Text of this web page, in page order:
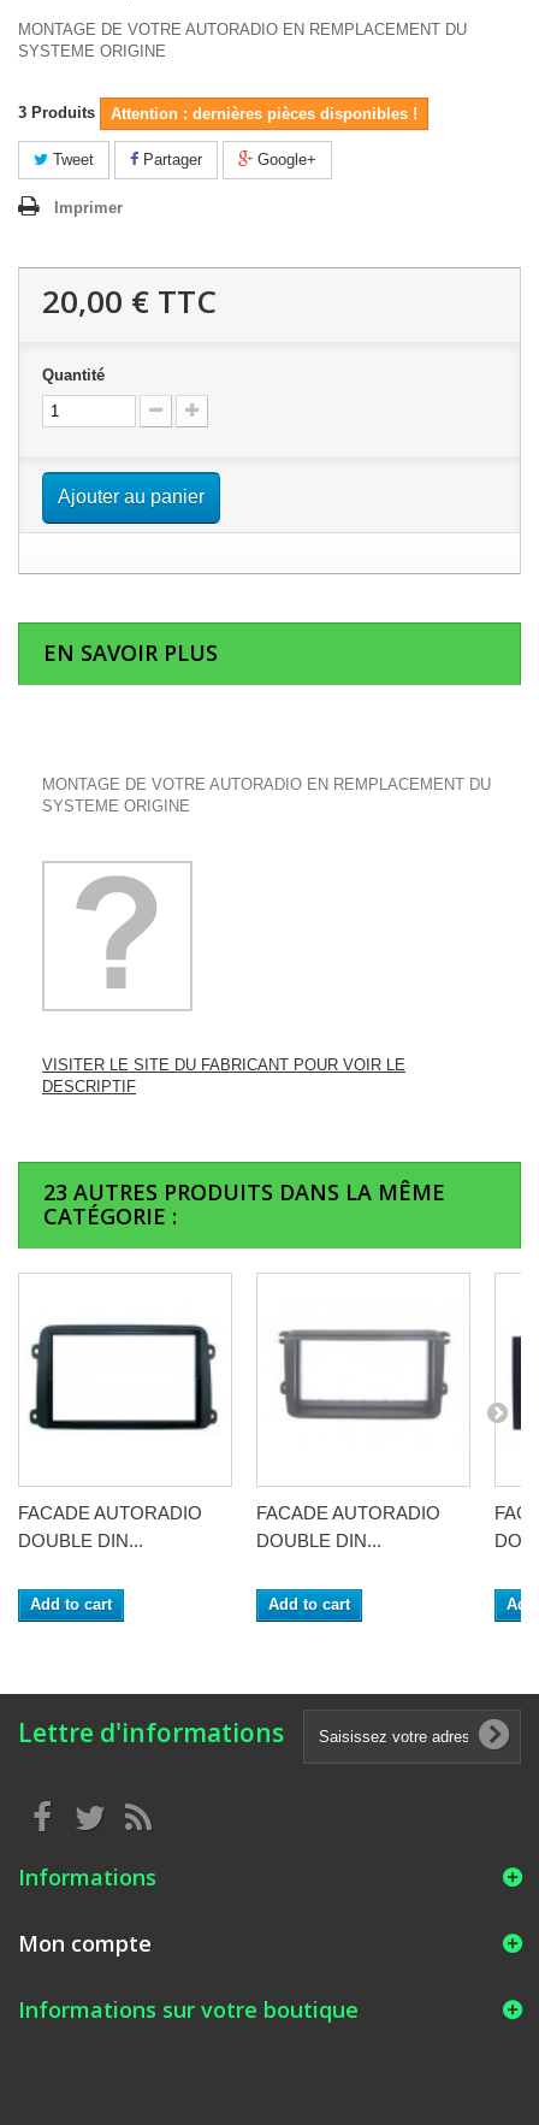
MONTAGE DE VOTRE AUTORADIO EN REMPLACEMENT DU
SYSTEME ORIGINE
3 Produits Attention : dernières pièces disponibles !
Tweet Partager Google+
Imprimer
20,00 € TTC
Quantité
Ajouter au panier
EN SAVOIR PLUS
MONTAGE DE VOTRE AUTORADIO EN REMPLACEMENT DU
SYSTEME ORIGINE
VISITER LE SITE DU FABRICANT POUR VOIR LE
DESCRIPTIF
23 AUTRES PRODUITS DANS LA MÊME
CATÉGORIE :
FACADE AUTORADIO
DOUBLE DIN...
Add to cart
FACADE AUTORADIO
DOUBLE DIN...
Add to cart
Lettre d'informations
Informations
Mon compte
Informations sur votre boutique